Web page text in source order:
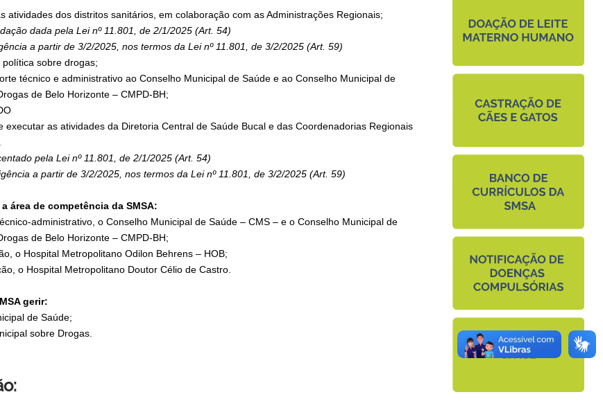
atividades dos distritos sanitários, em colaboração com as Administrações Regionais;
dada pela Lei nº 11.801, de 2/1/2025 (Art. 54)
a partir de 3/2/2025, nos termos da Lei nº 11.801, de 3/2/2025 (Art. 59)
sobre drogas;
técnico e administrativo ao Conselho Municipal de Saúde e ao Conselho Municipal de
de Belo Horizonte – CMPD-BH;
executar as atividades da Diretoria Central de Saúde Bucal e das Coordenadorias Regionais
pela Lei nº 11.801, de 2/1/2025 (Art. 54)
a partir de 3/2/2025, nos termos da Lei nº 11.801, de 3/2/2025 (Art. 59)
a área de competência da SMSA:
administrativo, o Conselho Municipal de Saúde – CMS – e o Conselho Municipal de
de Belo Horizonte – CMPD-BH;
o Hospital Metropolitano Odilon Behrens – HOB;
o Hospital Metropolitano Doutor Célio de Castro.
gerir:
de Saúde;
sobre Drogas.